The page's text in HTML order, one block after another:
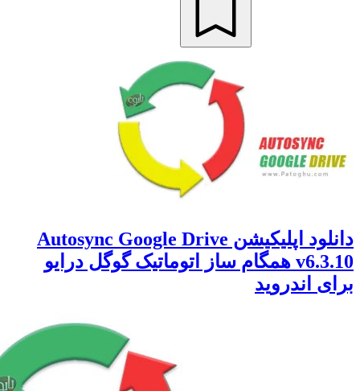
دانلود اپلیکیشن Autosync Google Drive
v6.3.10 همگام ساز اتوماتیک گوگل درایو
اندروید